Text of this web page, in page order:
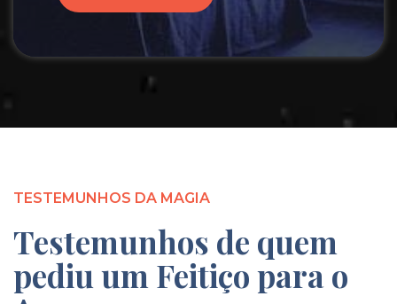
TESTEMUNHOS DA MAGIA
Testemunhos de quem
pediu um Feitiço para o